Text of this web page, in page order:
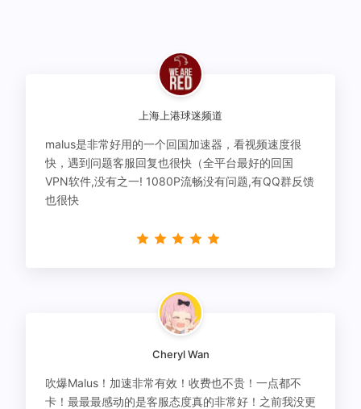
上海上港球迷频道
malus是非常好用的一个回国加速器，看视频速度很
快，遇到问题客服回复也很快（全平台最好的回国
VPN软件,没有之一! 1080P流畅没有问题,有QQ群反馈
也很快
Cheryl Wan
吹爆Malus！加速非常有效！收费也不贵！一点都不
卡！最最最感动的是客服态度真的非常好！之前我没更